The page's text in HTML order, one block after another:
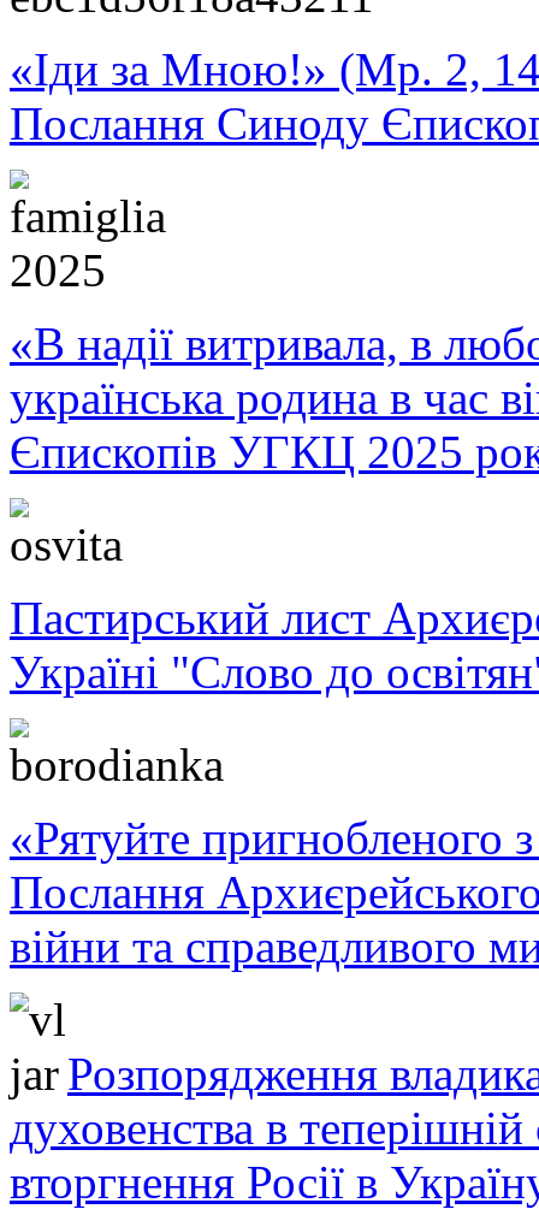
«Іди за Мною!» (Мр. 2,
Послання Синоду
«В надії витривала, в
українська родина в час
Єпископів УГКЦ 2025
Пастирський лист
Україні "Слово до
«Рятуйте пригнобленого
Послання
війни та справедливого
Розпорядження
духовенства в теперішній
вторгнення Росії в